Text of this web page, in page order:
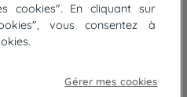
cookies". En cliquant sur
vous consentez à
Gérer mes cookies